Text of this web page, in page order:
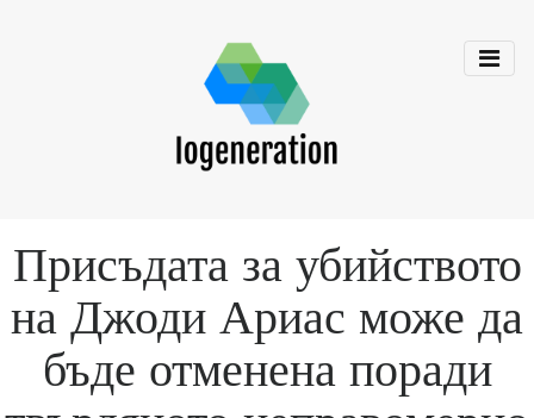
Присъдата за убийството
на Джоди Ариас може да
бъде отменена поради